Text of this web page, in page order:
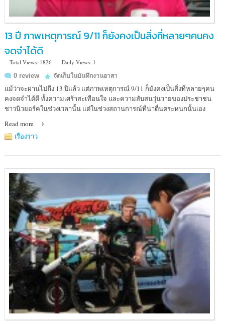
13 ปี ภาพเหตุการณ์ 9/11 ก็ยังคงเป็นสิ่งที่หลายๆคนคง
จดจำได้ดี
Total Views: 1826
Daily Views: 1
0 review
จัดเก็บในบันทึกงานอาสา
แม้ว่าจะผ่านไปถึง 13 ปีแล้ว แต่ภาพเหตุการณ์ 9/11 ก็ยังคงเป็นสิ่งที่หลายๆคน
คงจดจำได้ดี ทั้งความเศร้าสะเทือนใจ และความสับสนวุ่นวายของประชาชน
ชาวนิวยอร์คในช่วงเวลานั้น แต่ในช่วงสถานการณ์ที่น่าตื่นตระหนกนั้นเอง
Read more
เรื่องราว